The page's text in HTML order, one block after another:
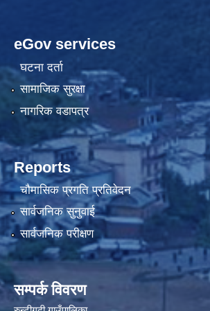
eGov services
घटना दर्ता
सामाजिक सुरक्षा
नागरिक वडापत्र
Reports
चौमासिक प्रगति प्रतिवेदन
सार्वजनिक सुनुवाई
सार्वजनिक परीक्षण
सम्पर्क विवरण